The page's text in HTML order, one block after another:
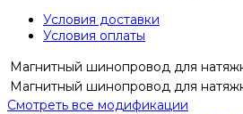
Условия доставки
Условия оплаты
Магнитный шинопровод для
Магнитный шинопровод для
Смотреть все модификации